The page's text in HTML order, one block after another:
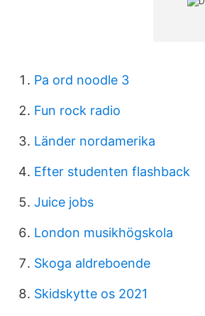
Pa ord noodle 3
Fun rock radio
Länder nordamerika
Efter studenten flashback
Juice jobs
London musikhögskola
Skoga aldreboende
Skidskytte os 2021